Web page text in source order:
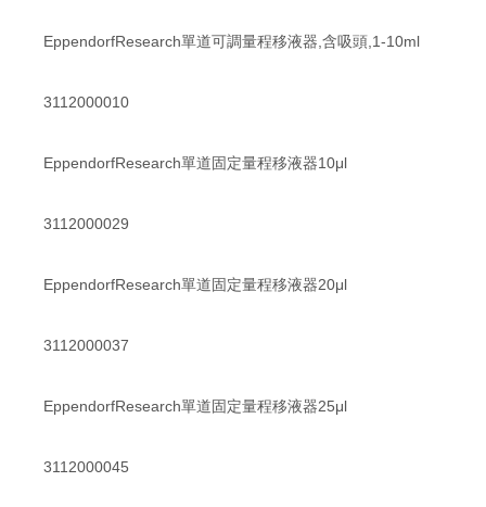
EppendorfResearch單道可調量程移液器,含吸頭,1-10ml
3112000010
EppendorfResearch單道固定量程移液器10μl
3112000029
EppendorfResearch單道固定量程移液器20μl
3112000037
EppendorfResearch單道固定量程移液器25μl
3112000045